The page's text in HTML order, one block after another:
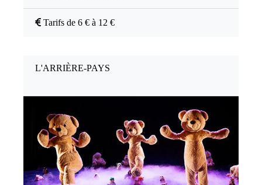
Tarifs de 6 € à 12 €
L'ARRIÈRE-PAYS